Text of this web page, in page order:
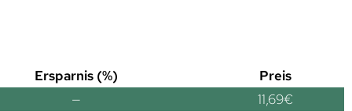
Ersparnis (%)
Preis
—
11,69€